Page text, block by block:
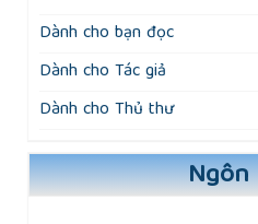
Dành cho bạn đọc
Dành cho Tác giả
Dành cho Thủ thư